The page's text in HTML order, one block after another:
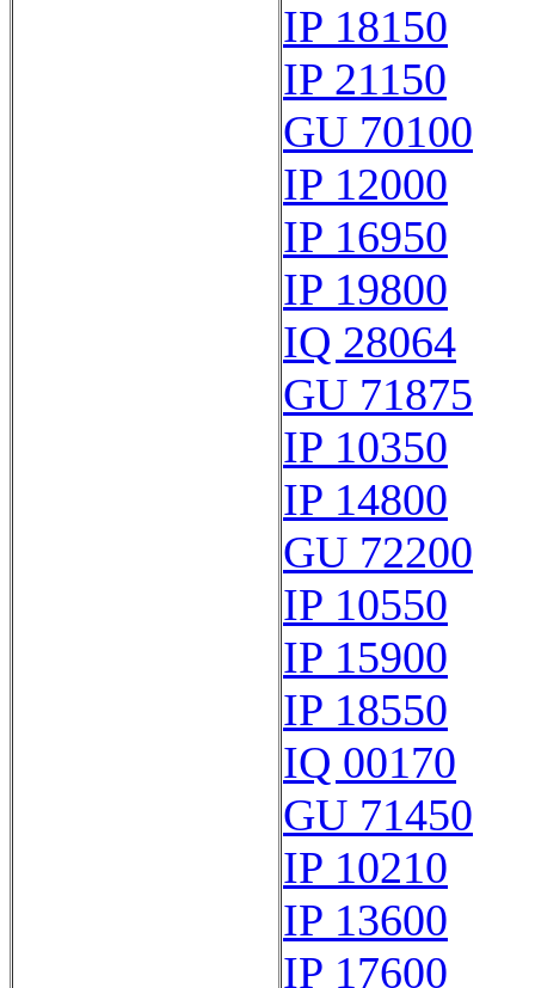
IP 18150
IP 21150
GU 70100
IP 12000
IP 16950
IP 19800
IQ 28064
GU 71875
IP 10350
IP 14800
GU 72200
IP 10550
IP 15900
IP 18550
IQ 00170
GU 71450
IP 10210
IP 13600
IP 17600